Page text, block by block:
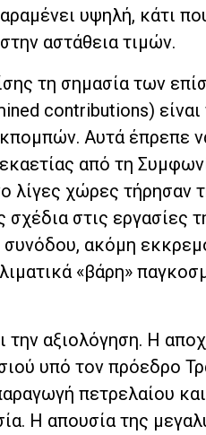
υψηλή, κάτι
αστάθεια τιμών.
τη σημασία των
contributions)
Αυτά έπρεπε
από τη
λίγες χώρες τήρησαν
στις εργασίες
συνόδου, ακόμη
«βάρη»
την αξιολόγηση. Η
υπό τον πρόεδρο
πετρελαίου
Η απουσία της